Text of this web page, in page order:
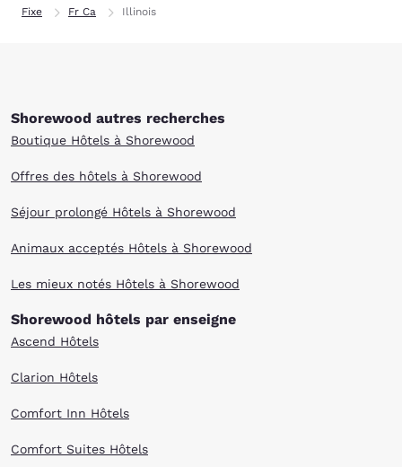
Fixe Fr Ca Illinois
Shorewood autres recherches
Boutique Hôtels à Shorewood
Offres des hôtels à Shorewood
Séjour prolongé Hôtels à Shorewood
Animaux acceptés Hôtels à Shorewood
Les mieux notés Hôtels à Shorewood
Shorewood hôtels par enseigne
Ascend Hôtels
Clarion Hôtels
Comfort Inn Hôtels
Comfort Suites Hôtels